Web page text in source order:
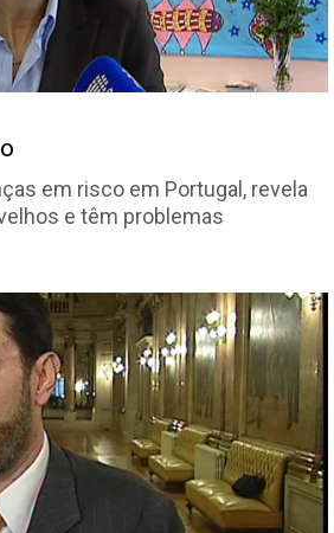
em risco em Portugal, revela
e têm problemas